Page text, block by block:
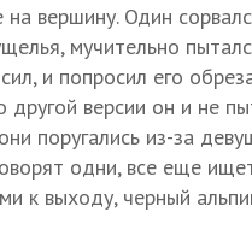
вершину. Один
мучительно
и попросил его
версии он и не
поругались из-за
одни, все еще
к выходу, черный